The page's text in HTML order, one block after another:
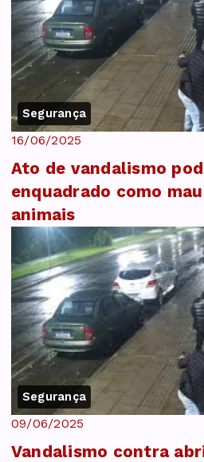
Segurança
16/06/2025
Ato de vandalismo
enquadrado como
animais
Segurança
09/06/2025
Vandalismo contra